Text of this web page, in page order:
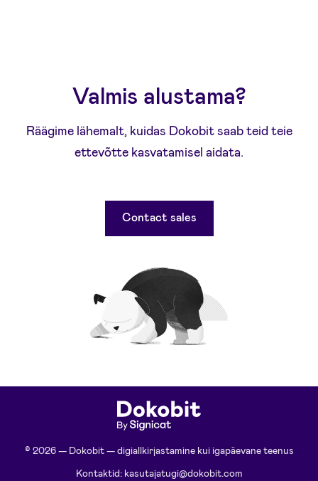
Valmis alustama?
Räägime lähemalt, kuidas Dokobit saab teid teie
ettevõtte kasvatamisel aidata.
Contact sales
© 2026 — Dokobit — digiallkirjastamine kui igapäevane teenus
Kontaktid: kasutajatugi@dokobit.com